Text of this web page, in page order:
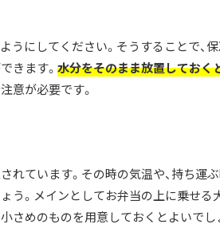
うにしてください。そうすることで、
きます。 水分をそのまま放置しておく
意が必要です。
れています。その時の気温や、持ち運
う。メインとしてお弁当の上に乗せる
さめのものを用意しておくとよいでし